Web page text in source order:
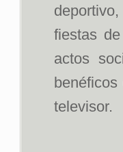
fiestas
actos
televisor.